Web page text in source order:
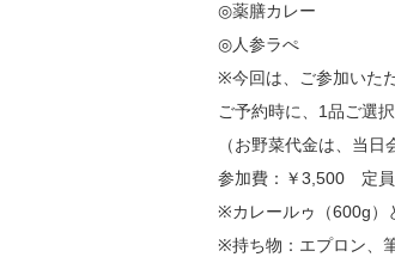
◎薬膳カレー
◎人参ラぺ
※今回は、ご参加いた
ご予約時に、1品ご選
（お野菜代金は、当日
参加費：￥3,500 定員
※カレールゥ（600g）
※持ち物：エプロン、